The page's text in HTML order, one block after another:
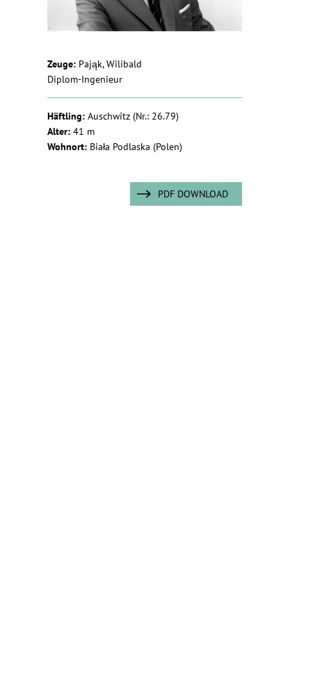
Zeuge: Pająk, Wilibald
Diplom-Ingenieur
Häftling: Auschwitz (Nr.: 26.79)
Alter: 41 m
Wohnort: Biała Podlaska (Polen)
PDF DOWNLOAD